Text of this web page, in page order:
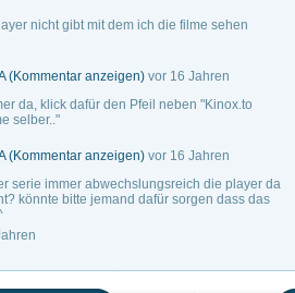
nicht gibt mit dem ich die filme sehen
(Kommentar anzeigen) vor 16 Jahren
da, klick dafür den Pfeil neben "Kinox.to
selber.."
(Kommentar anzeigen) vor 16 Jahren
serie immer abwechslungsreich die player da
könnte bitte jemand dafür sorgen dass das